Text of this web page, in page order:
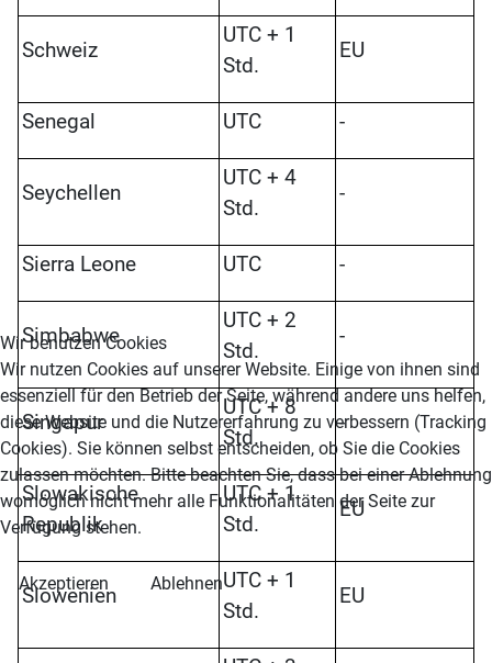
Schweiz
UTC + 1
Std.
EU
Senegal UTC -
Seychellen
UTC + 4
Std.
-
Sierra Leone UTC -
Simbabwe
UTC + 2
Std.
-
Singapur
UTC + 8
Std.
-
Slowakische
Republik
UTC + 1
Std.
EU
Slowenien
UTC + 1
Std.
EU
Wir benutzen Cookies
Wir nutzen Cookies auf unserer Website. Einige von ihnen sind
essenziell für den Betrieb der Seite, während andere uns helfen,
diese Website und die Nutzererfahrung zu verbessern (Tracking
Cookies). Sie können selbst entscheiden, ob Sie die Cookies
zulassen möchten. Bitte beachten Sie, dass bei einer Ablehnung
womöglich nicht mehr alle Funktionalitäten der Seite zur
Verfügung stehen.
Akzeptieren Ablehnen